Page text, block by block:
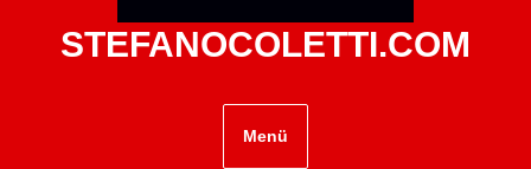
STEFANOCOLETTI.COM
Menü